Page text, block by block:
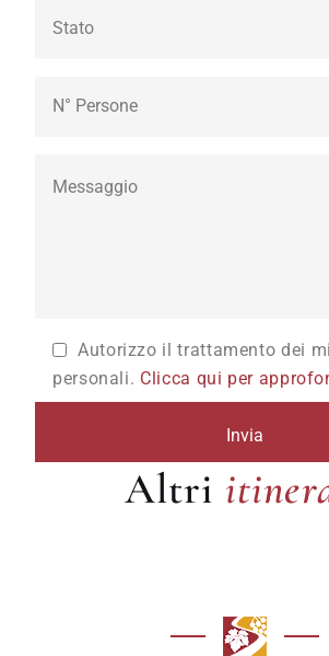
Autorizzo il trattamento dei
personali. Clicca qui per
Altri